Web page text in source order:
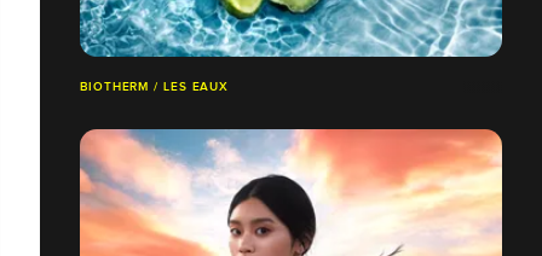
BIOTHERM / LES EAUX